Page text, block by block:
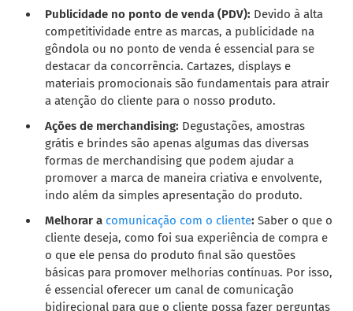
Publicidade no ponto de venda (PDV): Devido à alta
competitividade entre as marcas, a publicidade na
gôndola ou no ponto de venda é essencial para se
destacar da concorrência. Cartazes, displays e
materiais promocionais são fundamentais para atrair
a atenção do cliente para o nosso produto.
Ações de merchandising: Degustações, amostras
grátis e brindes são apenas algumas das diversas
formas de merchandising que podem ajudar a
promover a marca de maneira criativa e envolvente,
indo além da simples apresentação do produto.
Melhorar a comunicação com o cliente: Saber o que o
cliente deseja, como foi sua experiência de compra e
o que ele pensa do produto final são questões
básicas para promover melhorias contínuas. Por isso,
é essencial oferecer um canal de comunicação
bidirecional para que o cliente possa fazer perguntas